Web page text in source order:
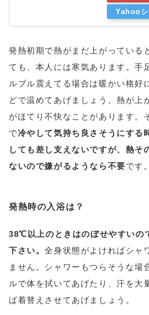
Yahoo
発熱初期で熱がまだ上がっている
ても、本人には寒気あります。手
ルブル震えてる場合は暖かい格好
どで温めてあげましょう。熱が上
がほてり不快なことがあります。
で冷やして気持ち良さそうにする
しても差し支えないですが、熱そ
ないので嫌がるようなら不要です。
発熱時の入浴は？
38℃以上のときはのぼせやすいの
下さい。全身状態がよければシャ
ません。シャワーもつらそうな場
ルで体を拭いてあげたり、汗を大
ば着替えさせてあげましょう。